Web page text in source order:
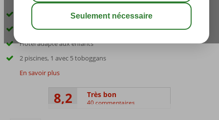
Près du centre d'Alanya
Service de navette gratuit vers la plage privée
Hôtel adapté aux enfants
2 piscines, 1 avec 5 toboggans
En savoir plus
8,2 Très bon
40 commentaires